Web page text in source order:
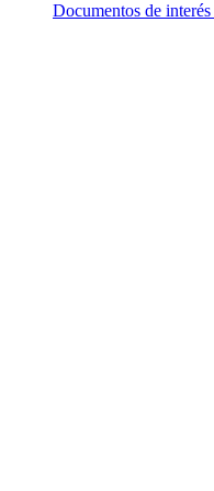
Documentos de interés